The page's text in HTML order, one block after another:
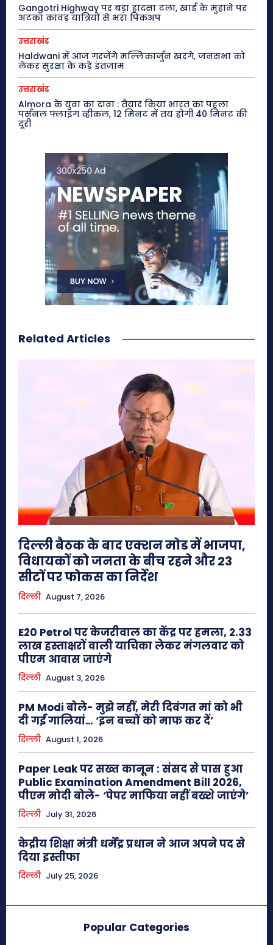
Gangotri Highway पर बड़ा हादसा टला, खाई के मुहाने पर
अटका कांवड़ यात्रियों से भरा पिकअप
उत्तराखंड
Haldwani में आज गरजेंगे मल्लिकार्जुन खरगे, जनसभा को
लेकर सुरक्षा के कड़े इंतजाम
उत्तराखंड
Almora के युवा का दावा : तैयार किया भारत का पहला
पर्सनल फ्लाइंग व्हीकल, 12 मिनट में तय होगी 40 मिनट की
दूरी
Related Articles
दिल्ली बैठक के बाद एक्शन मोड में भाजपा,
विधायकों को जनता के बीच रहने और 23
सीटों पर फोकस का निर्देश
दिल्ली August 7, 2026
E20 Petrol पर केजरीवाल का केंद्र पर हमला, 2.33
लाख हस्ताक्षरों वाली याचिका लेकर मंगलवार को
पीएम आवास जाएंगे
दिल्ली August 3, 2026
PM Modi बोले- मुझे नहीं, मेरी दिवंगत मां को भी
दी गईं गालियां… ‘इन बच्चों को माफ कर दें’
दिल्ली August 1, 2026
Paper Leak पर सख्त कानून : संसद से पास हुआ
Public Examination Amendment Bill 2026,
पीएम मोदी बोले- ‘पेपर माफिया नहीं बख्शे जाएंगे’
दिल्ली July 31, 2026
केद्रीय शिक्षा मंत्री धर्मेंद्र प्रधान ने आज अपने पद से
दिया इस्तीफा
दिल्ली July 25, 2026
Popular Categories